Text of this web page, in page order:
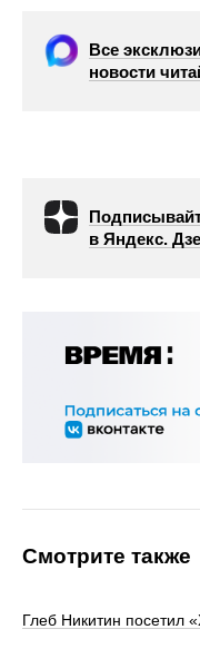
Все
новости
в Яндекс.
Смотрите также
Глеб Никитин посетил